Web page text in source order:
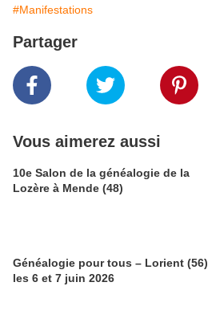
#Manifestations
Partager
Vous aimerez aussi
10e Salon de la généalogie de la
Lozère à Mende (48)
Généalogie pour tous – Lorient (56)
les 6 et 7 juin 2026